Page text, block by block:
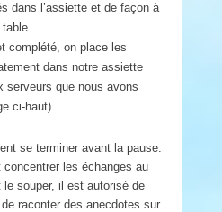
dans l’assiette et de façon à
table
complété, on place les
dans notre assiette
serveurs que nous avons
ci-haut).
se terminer avant la pause.
les échanges au
le souper, il est autorisé de
raconter des anecdotes sur